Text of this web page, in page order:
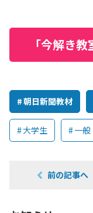
「今解き
朝日新聞教材
大学生 一般
前の記事へ